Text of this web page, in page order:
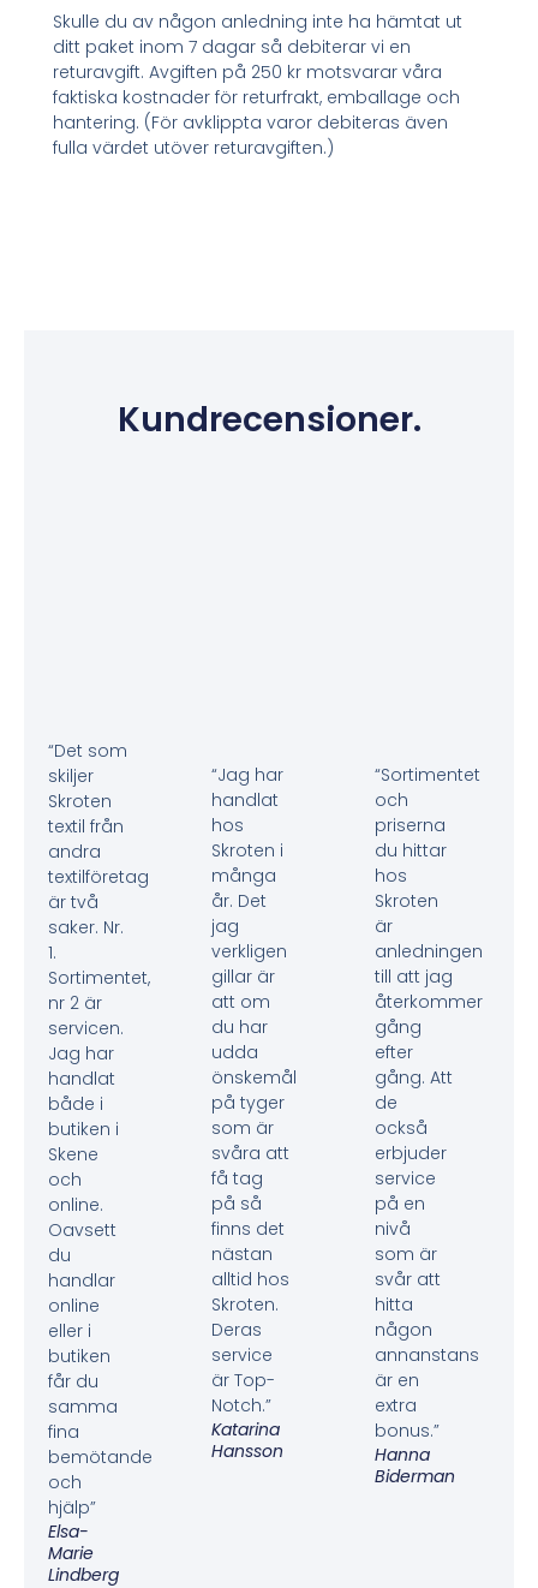
Skulle du av någon anledning inte ha hämtat ut
ditt paket inom 7 dagar så debiterar vi en
returavgift. Avgiften på 250 kr motsvarar våra
faktiska kostnader för returfrakt, emballage och
hantering. (För avklippta varor debiteras även
fulla värdet utöver returavgiften.)
Kundrecensioner.
“Det som
skiljer
Skroten
textil från
andra
textilföretag
är två
saker. Nr.
1.
Sortimentet,
nr 2 är
servicen.
Jag har
handlat
både i
butiken i
Skene
och
online.
Oavsett
du
handlar
online
eller i
butiken
får du
samma
fina
bemötande
och
hjälp”
Elsa-
Marie
Lindberg
“Jag har
handlat
hos
Skroten i
många
år. Det
jag
verkligen
gillar är
att om
du har
udda
önskemål
på tyger
som är
svåra att
få tag
på så
finns det
nästan
alltid hos
Skroten.
Deras
service
är Top-
Notch.”
Katarina
Hansson
“Sortimentet
och
priserna
du hittar
hos
Skroten
är
anledningen
till att jag
återkommer
gång
efter
gång. Att
de
också
erbjuder
service
på en
nivå
som är
svår att
hitta
någon
annanstans
är en
extra
bonus.”
Hanna
Biderman